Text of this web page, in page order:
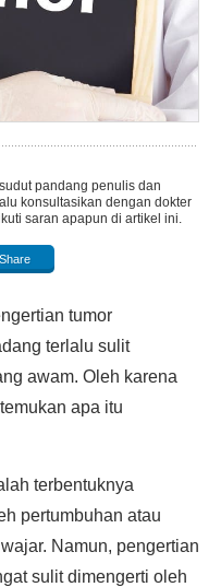
pandang penulis dan
konsultasikan dengan dokter
saran apapun di artikel ini.
Share
tumor
terlalu sulit
awam. Oleh karena
apa itu
terbentuknya
pertumbuhan atau
Namun, pengertian
sulit dimengerti oleh